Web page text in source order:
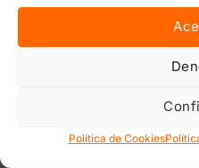
Política de Cookies